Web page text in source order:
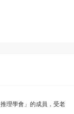
理學會」的成員，受老